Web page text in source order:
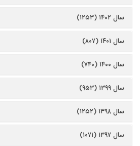
سال ۱۴۰۲ (۱۲۵۳)
سال ۱۴۰۱ (۸۰۷)
سال ۱۴۰۰ (۷۴۰)
سال ۱۳۹۹ (۹۵۳)
سال ۱۳۹۸ (۱۲۵۲)
سال ۱۳۹۷ (۱۰۷۱)